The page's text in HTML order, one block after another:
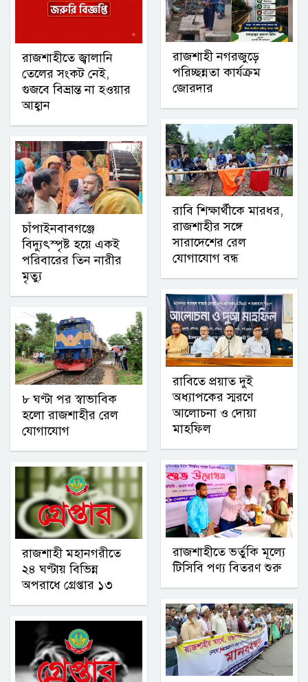
রাজশাহীতে জ্বালানি
তেলের সংকট নেই,
গুজবে বিভ্রান্ত না হওয়ার
আহ্বান
চাঁপাইনবাবগঞ্জে
বিদ্যুৎস্পৃষ্ট হয়ে একই
পরিবারের তিন নারীর
মৃত্যু
৮ ঘণ্টা পর স্বাভাবিক
হলো রাজশাহীর রেল
যোগাযোগ
রাজশাহী মহানগরীতে
২৪ ঘণ্টায় বিভিন্ন
অপরাধে গ্রেপ্তার ১৩
রাজশাহী নগরজুড়ে
পরিচ্ছন্নতা কার্যক্রম
জোরদার
রাবি শিক্ষার্থীকে মারধর,
রাজশাহীর সঙ্গে
সারাদেশের রেল
যোগাযোগ বন্ধ
রাবিতে প্রয়াত দুই
অধ্যাপকের স্মরণে
আলোচনা ও দোয়া
মাহফিল
রাজশাহীতে ভর্তুকি মূল্যে
টিসিবি পণ্য বিতরণ শুরু